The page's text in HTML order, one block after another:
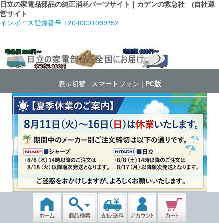
日立の家電品部品の純正消耗パーツサイト｜カデンの救急社 (自社運
営サイト
インボイス登録番号:T2040001069252
表示切替 : スマートフォン | PC版